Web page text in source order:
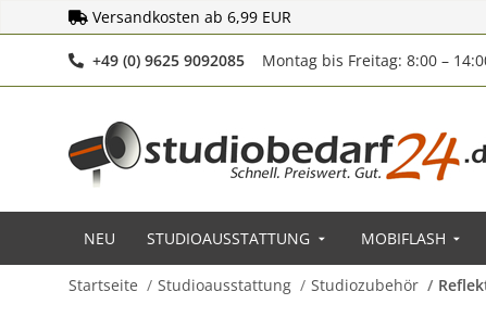
Versandkosten ab 6,99 EUR
+49 (0) 9625 9092085Telefonnummer
Montag bis Freitag: 8:00 –
NEU STUDIOAUSSTATTUNG MOBIFLASH
Startseite Studioausstattung Studiozubehör